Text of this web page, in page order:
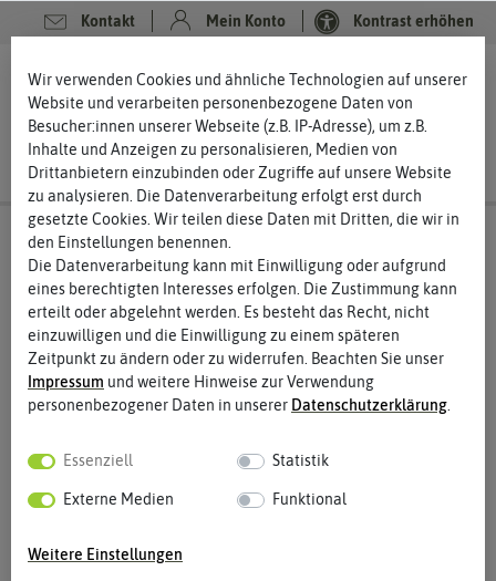
Kontakt Mein Konto Kontrast erhöhen
0 0
Wir verwenden Cookies und ähnliche Technologien auf unserer
Website und verarbeiten personenbezogene Daten von
Besucher:innen unserer Webseite (z.B. IP-Adresse), um z.B.
Inhalte und Anzeigen zu personalisieren, Medien von
Drittanbietern einzubinden oder Zugriffe auf unsere Website
zu analysieren. Die Datenverarbeitung erfolgt erst durch
gesetzte Cookies. Wir teilen diese Daten mit Dritten, die wir in
den Einstellungen benennen.
Die Datenverarbeitung kann mit Einwilligung oder aufgrund
eines berechtigten Interesses erfolgen. Die Zustimmung kann
erteilt oder abgelehnt werden. Es besteht das Recht, nicht
einzuwilligen und die Einwilligung zu einem späteren
Zeitpunkt zu ändern oder zu widerrufen. Beachten Sie unser
Impressum und weitere Hinweise zur Verwendung
personenbezogener Daten in unserer Daten­schutz­erklärung.
Essenziell Statistik
Externe Medien Funktional
Weitere Einstellungen